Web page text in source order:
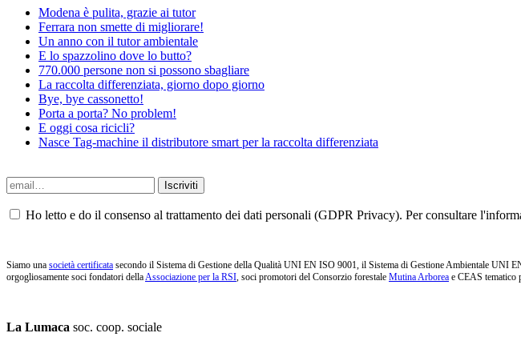
Modena è pulita, grazie ai tutor
Ferrara non smette di migliorare!
Un anno con il tutor ambientale
E lo spazzolino dove lo butto?
770.000 persone non si possono sbagliare
La raccolta differenziata, giorno dopo giorno
Bye, bye cassonetto!
Porta a porta? No problem!
E oggi cosa ricicli?
Nasce Tag-machine il distributore smart per la raccolta differenziata
Ho letto e do il consenso al trattamento dei dati personali (GDPR Privacy). Per consultare
Siamo una società certificata secondo il Sistema di Gestione della Qualità UNI EN ISO 9001, il Sistema di Gestione Ambientale UNI
orgogliosamente soci fondatori dellaAssociazione per la RSI, soci promotori del Consorzio forestale Mutina Arborea e CEAS tematico
La Lumaca soc. coop. sociale